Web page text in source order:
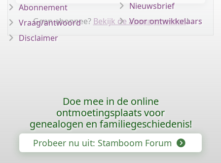
Geen abonnee? Bekijk de abonnementen!
Abonnement
Vraag/antwoord
Disclaimer
Nieuwsbrief
Voor ontwikkelaars
Doe mee in de online
ontmoetingsplaats voor
genealogen en familiegeschiedenis!
Probeer nu uit: Stamboom Forum